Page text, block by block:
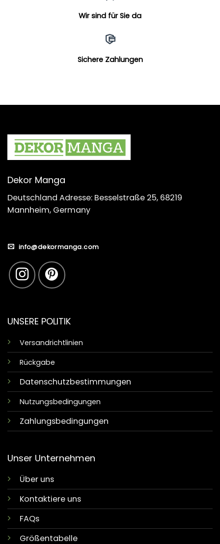
Wir sind für Sie da
Sichere Zahlungen
Dekor Manga
Deutschland Adresse: Besselstraße 25, 68219
Mannheim, Germany
info@dekormanga.com
UNSERE POLITIK
Versandrichtlinien
Rückgabe
Datenschutzbestimmungen
Nutzungsbedingungen
Zahlungsbedingungen
Unser Unternehmen
Über uns
Kontaktiere uns
FAQs
Größentabelle